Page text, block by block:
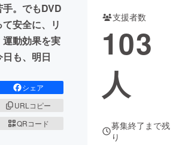
。でもDVD
安全に、リ
動効果を実
も、明日
シェア
URLコピー
QRコード
支援者数
103
人
募集終了まで残
り